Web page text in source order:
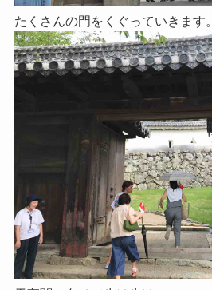
たくさんの門をくぐっていきます。